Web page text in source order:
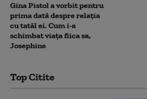
Gina Pistol a vorbit pentru
prima dată despre relația
cu tatăl ei. Cum i-a
schimbat viața fiica sa,
Josephine
Top Citite